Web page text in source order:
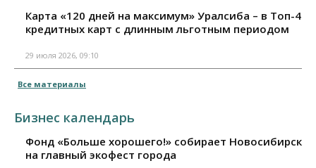
Карта «120 дней на максимум» Уралсиба – в Топ-4
кредитных карт с длинным льготным периодом
29 июля 2026, 09:10
Все материалы
Бизнес календарь
Фонд «Больше хорошего!» собирает Новосибирск
на главный экофест города